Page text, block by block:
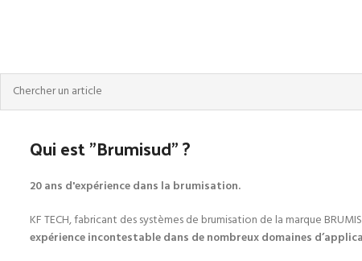
Qui est "Brumisud" ?
20 ans d'expérience dans la brumisation.
KF TECH, fabricant des systèmes de brumisation de la marque
expérience incontestable dans de nombreux domaines